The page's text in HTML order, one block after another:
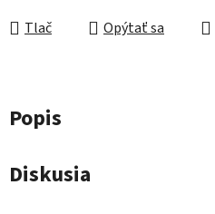
Tlač Opýtať sa
Popis
Diskusia